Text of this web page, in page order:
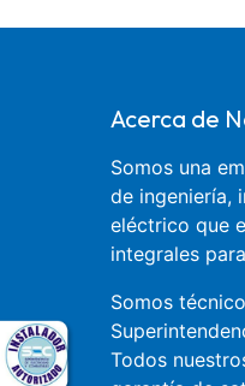
Acerca de
Somos una
de ingeniería,
eléctrico que
integrales
Somos
Todos